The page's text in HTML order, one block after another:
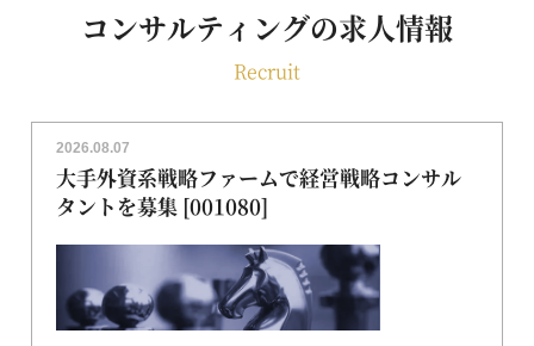
コンサルティングの求人情報
Recruit
2026.08.07
大手外資系戦略ファームで経営戦略コンサル
タントを募集 [001080]